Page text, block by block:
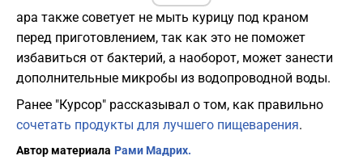
ара также советует не мыть курицу под краном
перед приготовлением, так как это не поможет
избавиться от бактерий, а наоборот, может занести
дополнительные микробы из водопроводной воды.
Ранее "Курсор" рассказывал о том, как правильно
сочетать продукты для лучшего пищеварения.
Автор материала Рами Мадрих.